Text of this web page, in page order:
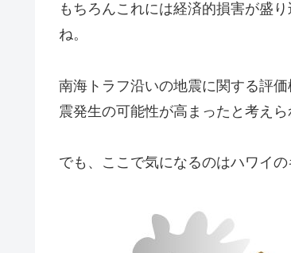
もちろんこれには経済的損害が盛
ね。
南海トラフ沿いの地震に関する評
震発生の可能性が高まったと考え
でも、ここで気になるのはハワイの